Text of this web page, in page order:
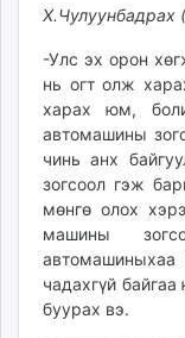
Х.Чулуунбадрах
-Улс эх орон
нь огт олж
харах юм,
автомашины
чинь анх
зогсоол гэж
мөнгө олох
машины
чадахгүй
буурах вэ.